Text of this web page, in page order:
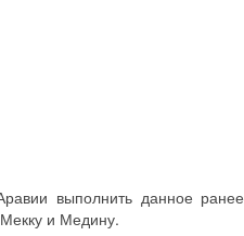
выполнить данное ранее
и Медину.